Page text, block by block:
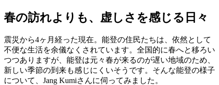
春の訪れよりも、虚しさを感じる日々
震災から4ヶ月経った現在。能登の住民たちは、依然として
不便な生活を余儀なくされています。全国的に春へと移ろい
つつありますが、能登は元々春が来るのが遅い地域のため、
新しい季節の到来も感じにくいそうです。そんな能登の様子
について、Jang Kumiさんに伺ってみました。